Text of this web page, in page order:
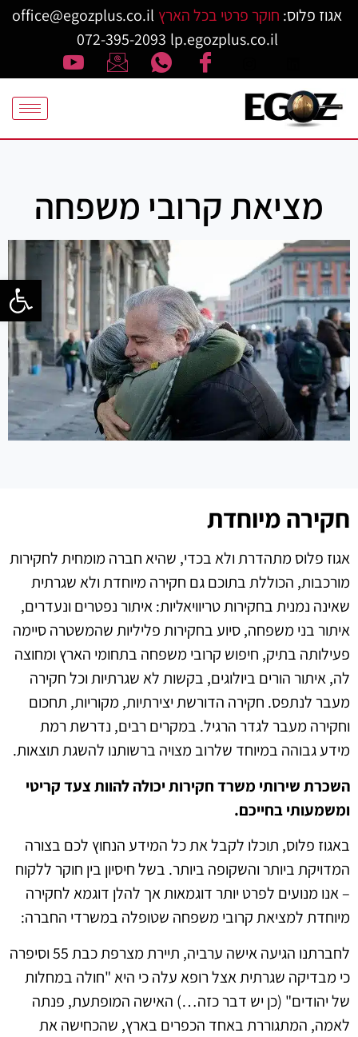
פתח
אגוז פלוס: חוקר פרטי בכל הארץ office@egozplus.co.il
lp.egozplus.co.il
072-395-2093
מציאת קרובי משפחה
חקירה מיוחדת
אגוז פלוס מתהדרת ולא בכדי, שהיא חברה מומחית לחקירות
מורכבות, הכוללת בתוכם גם חקירה מיוחדת ולא שגרתית
שאינה נמנית בחקירות טריוויאליות: איתור נפטרים ונעדרים,
איתור בני משפחה, סיוע בחקירות פליליות שהמשטרה סיימה
פעילותה בתיק, חיפוש קרובי משפחה בתחומי הארץ ומחוצה
לה, איתור הורים ביולוגים, בקשות לא שגרתיות וכל חקירה
מעבר לנתפס. חקירה הדורשת יצירתיות, מקוריות, תחכום
וחקירה מעבר לגדר הרגיל. במקרים רבים, נדרשת רמת
מידע גבוהה במיוחד שלרוב מצויה ברשותנו להשגת תוצאות.
השכרת שירותי משרד חקירות יכולה להוות צעד קריטי
ומשמעותי בחייכם.
באגוז פלוס, תוכלו לקבל את כל המידע הנחוץ לכם בצורה
המדויקת ביותר והשקופה ביותר. בשל חיסיון בין חוקר ללקוח
– אנו מנועים לפרט יותר דוגמאות אך להלן דוגמא לחקירה
מיוחדת למציאת קרובי משפחה שטופלה במשרדי החברה:
לחברתנו הגיעה אישה ערביה, תיירת מצרפת כבת 55 וסיפרה
כי מבדיקה שגרתית אצל רופא עלה כי היא "חולה במחלות
של יהודים" (כן יש דבר כזה…) האישה המופתעת, פנתה
לאמה, המתגוררת באחד הכפרים בארץ, שהכחישה את